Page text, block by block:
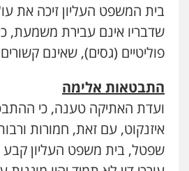
בית המשפט העליון זיכה את
שדבריו אינם עבירת משמעת, כי
פוליטיים (גסים), שאינם
התבטאות אלימה
ועדת האתיקה טענה, כי
איזנקוט, עם זאת, חמורות
שפטל, בית משפט העליון קבע